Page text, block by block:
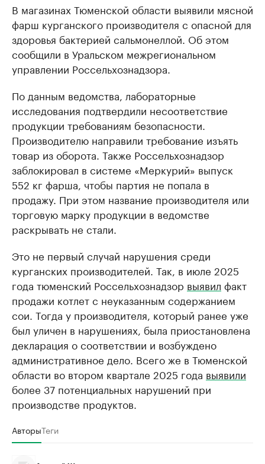
В магазинах Тюменской области выявили мясной
фарш курганского производителя с опасной для
здоровья бактерией сальмонеллой. Об этом
сообщили в Уральском межрегиональном
управлении Россельхознадзора.
По данным ведомства, лабораторные
исследования подтвердили несоответствие
продукции требованиям безопасности.
Производителю направили требование изъять
товар из оборота. Также Россельхознадзор
заблокировал в системе «Меркурий» выпуск
552 кг фарша, чтобы партия не попала в
продажу. При этом название производителя или
торговую марку продукции в ведомстве
раскрывать не стали.
Это не первый случай нарушения среди
курганских производителей. Так, в июле 2025
года тюменский Россельхознадзор выявил факт
продажи котлет с неуказанным содержанием
сои. Тогда у производителя, который ранее уже
был уличен в нарушениях, была приостановлена
декларация о соответствии и возбуждено
административное дело. Всего же в Тюменской
области во втором квартале 2025 года выявили
более 37 потенциальных нарушений при
производстве продуктов.
АвторыТеги